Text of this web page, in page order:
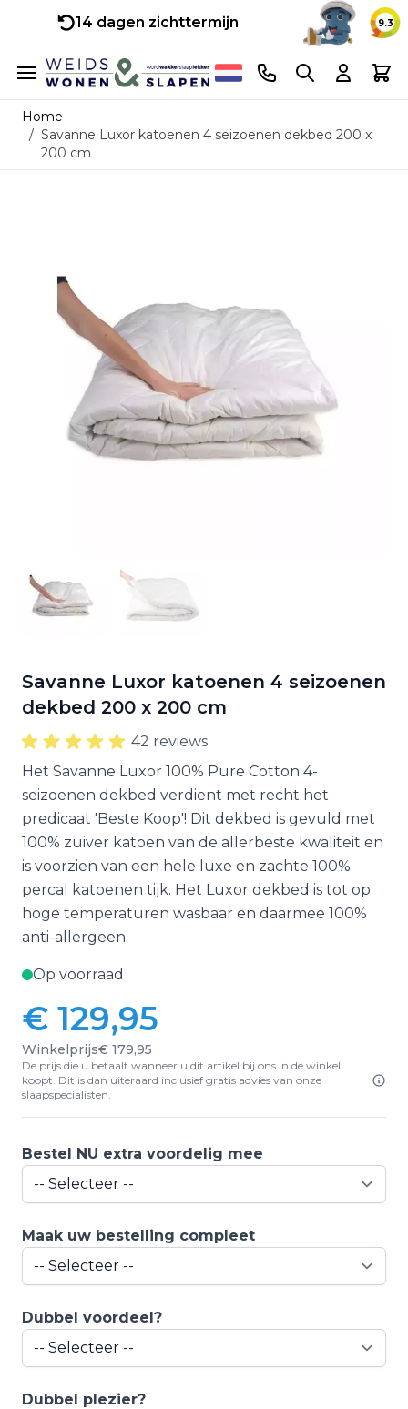
14 dagen zichttermijn 9.3
Ga naar de inhoud
Telefoonnummer
Search Cart
Home
/ Savanne Luxor katoenen 4 seizoenen dekbed 200 x
200 cm
Savanne Luxor katoenen 4 seizoenen
dekbed 200 x 200 cm
42 reviews
Het Savanne Luxor 100% Pure Cotton 4-
seizoenen dekbed verdient met recht het
predicaat 'Beste Koop'! Dit dekbed is gevuld met
100% zuiver katoen van de allerbeste kwaliteit en
is voorzien van een hele luxe en zachte 100%
percal katoenen tijk. Het Luxor dekbed is tot op
hoge temperaturen wasbaar en daarmee 100%
anti-allergeen.
Op voorraad
€ 129,95
Winkelprijs€ 179,95
De prijs die u betaalt wanneer u dit artikel bij ons in de winkel
koopt. Dit is dan uiteraard inclusief gratis advies van onze
slaapspecialisten.
Bestel NU extra voordelig mee
Maak uw bestelling compleet
Dubbel voordeel?
Dubbel plezier?